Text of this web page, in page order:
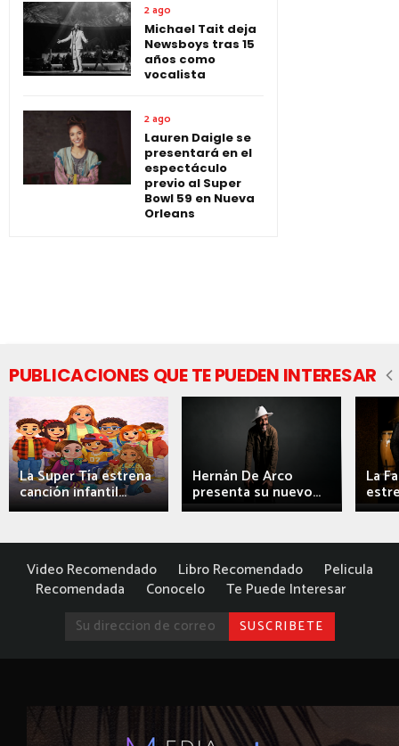
2 ago
Michael Tait deja
Newsboys tras 15
años como
vocalista
2 ago
Lauren Daigle se
presentará en el
espectáculo
previo al Super
Bowl 59 en Nueva
Orleans
PUBLICACIONES QUE TE PUEDEN INTERESAR
La Super Tía estrena
canción infantil...
Hernán De Arco
presenta su nuevo...
La
Video Recomendado Libro Recomendado
Pelicula
Recomendada
Conocelo Te Puede Interesar